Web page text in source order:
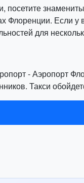
посетите
Флоренции. Если
для
- Аэропорт
Такси